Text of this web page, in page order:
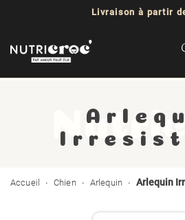
Livraison à partir
Accueil Chien Arlequin Arlequin